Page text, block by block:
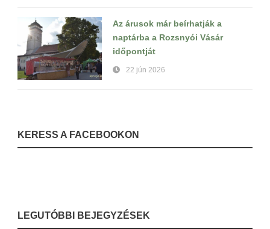
Az árusok már beírhatják a
naptárba a Rozsnyói Vásár
időpontját
22 jún 2026
KERESS A FACEBOOKON
LEGUTÓBBI BEJEGYZÉSEK